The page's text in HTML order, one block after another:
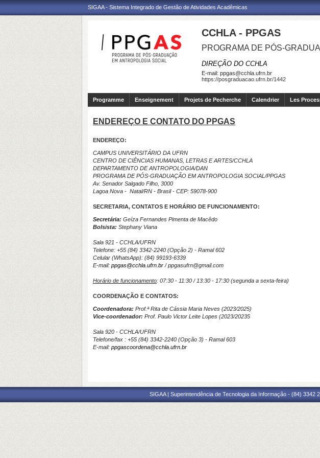
SIGAA - Sistema Integrado de Gestão de Atividades Acadêmicas
CCHLA - PPGAS
PROGRAMA DE PÓS-
DIREÇÃO DO CCHLA
E-mail: ppgas@cchla.ufrn.br
https://posgraduacao.ufrn.br/1442
Programme Enseignement Projets de Pecherche Calendrier Les
ENDEREÇO E CONTATO DO PPGAS
ENDEREÇO:
CAMPUS UNIVERSITÁRIO DA UFRN
CENTRO DE CIÊNCIAS HUMANAS, LETRAS E ARTES/CCHLA
DEPARTAMENTO DE ANTROPOLOGIA/DAN
PROGRAMA DE PÓS-GRADUAÇÃO EM ANTROPOLOGIA SOCIAL/PPGAS
Av. Senador Salgado Filho, 3000
Lagoa Nova - Natal/RN - Brasil - CEP: 59078-900
SECRETARIA, CONTATOS E HORÁRIO DE FUNCIONAMENTO:
Secretária: Geíza Fernandes Pimenta de Macêdo
Bolsista: Stephany Viana
Sala 921 - CCHLA/UFRN
Telefone: +55 (84) 3342-2240 (Opção 2) - Ramal 602
Celular (WhatsApp): (84) 99193-6339
E-mail: ppgas@cchla.ufrn.br /ppgasufrn@gmail.com
Horário de funcionamento: 07:30 - 11:30 / 13:30 - 17:30 (segunda a sexta-feira)
COORDENAÇÃO E CONTATOS:
Coordenadora: Prof.ª Rita de Cássia Maria Neves (2023/2025)
Vice-coordenador: Prof. Paulo Victor Leite Lopes (2023/20235
Sala 920 - CCHLA/UFRN
Telefone/fax : +55 (84) 3342-2240 (Opção 3) - Ramal 603
E-mail: ppgascoordena@cchla.ufrn.br
SIGAA | Superintendência de Tecnologia da Informação - (84)